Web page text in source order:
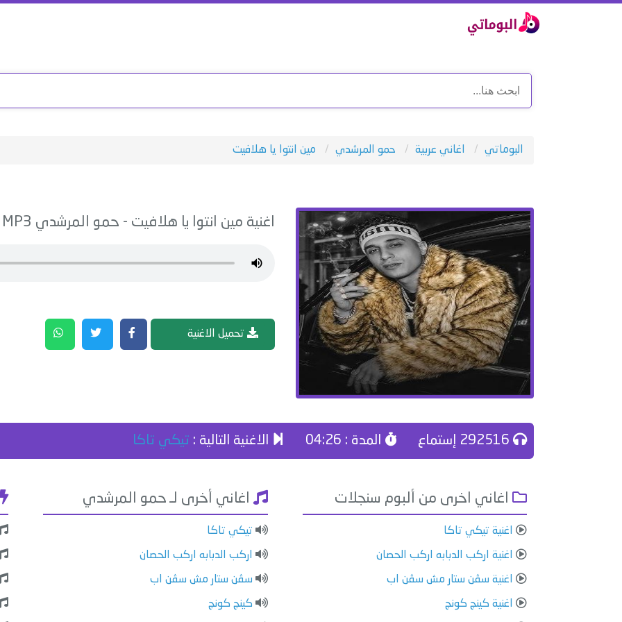
البوماتي اغاني عربية حمو المرشدي مين انتوا يا هلافيت
اغنية مين انتوا يا هلافيت - حمو المرشدي
تحميل الاغنية
المدة : 04:26 الاغنية التالية : تيكي تاكا
اغاني اخرى من ألبوم سنجلات
اغنية تيكي تاكا
اغنية اركب الدبابه اركب الحصان
اغنية سڤن ستار مش سڤن اب
اغنية كينج كونج
اغاني أخرى لـ حمو المرشدي
تيكي تاكا
اركب الدبابه اركب الحصان
سڤن ستار مش سڤن اب
كينج كونج